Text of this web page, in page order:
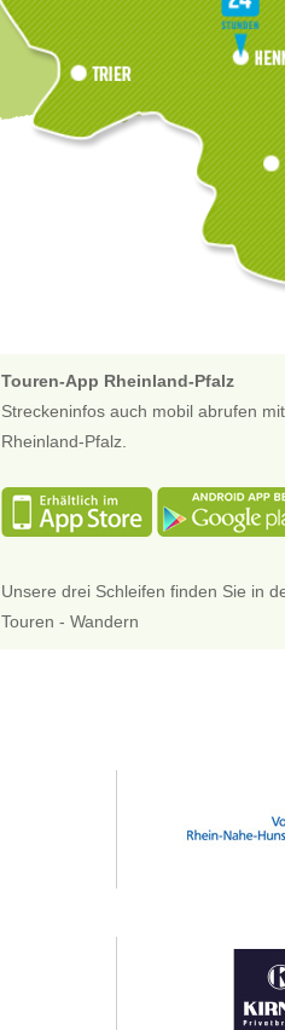
Touren-App Rheinland-Pfalz
Streckeninfos auch mobil abrufen
Rheinland-Pfalz.
Unsere drei Schleifen finden Sie in
Touren - Wandern